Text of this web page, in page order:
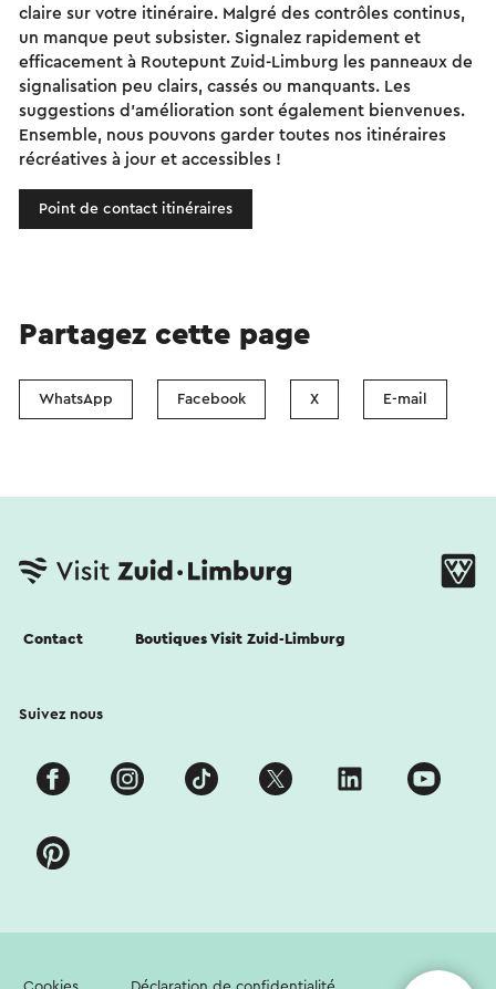
claire sur votre itinéraire. Malgré des contrôles continus,
un manque peut subsister. Signalez rapidement et
efficacement à Routepunt Zuid-Limburg les panneaux de
signalisation peu clairs, cassés ou manquants. Les
suggestions d'amélioration sont également bienvenues.
Ensemble, nous pouvons garder toutes nos itinéraires
récréatives à jour et accessibles !
Point de contact itinéraires
Partagez cette page
WhatsApp Facebook X E-mail
Contact Boutiques Visit Zuid-Limburg
Suivez nous